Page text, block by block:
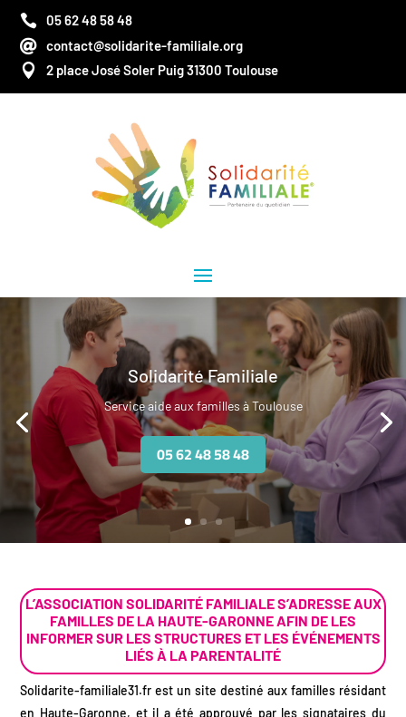
 05 62 48 58 48
 contact@solidarite-familiale.org
 2 place José Soler Puig 31300 Toulouse
Solidarité Familiale
Service aide aux familles à Toulouse
05 62 48 58 48
L’ASSOCIATION SOLIDARITÉ FAMILIALE S’ADRESSE AUX
FAMILLES DE LA HAUTE-GARONNE AFIN DE LES
INFORMER SUR LES STRUCTURES ET LES ÉVÉNEMENTS
LIÉS À LA PARENTALITÉ
Solidarite-familiale31.fr est un site destiné aux familles résidant
en Haute-Garonne, et il a été approuvé par les signataires du